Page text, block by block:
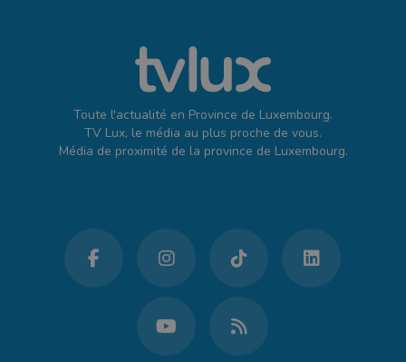
Toute l'actualité en Province de Luxembourg.
TV Lux, le média au plus proche de vous.
Média de proximité de la province de Luxembourg.